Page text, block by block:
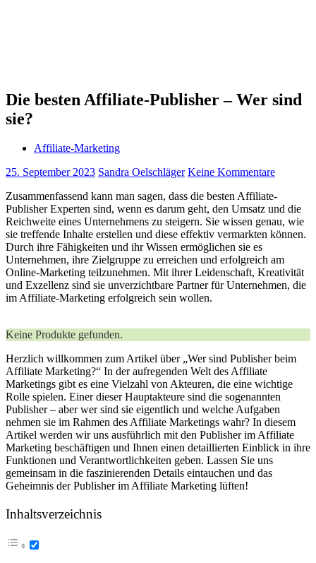
Die besten Affiliate-Publisher – Wer sind
sie?
Affiliate-Marketing
25. September 2023 Sandra Oelschläger Keine Kommentare
Zusammenfassend kann man sagen, dass die besten Affiliate-
Publisher Experten sind, wenn es darum geht, den Umsatz und die
Reichweite eines Unternehmens zu steigern. Sie wissen genau, wie
sie treffende Inhalte erstellen und diese effektiv vermarkten können.
Durch ihre Fähigkeiten und ihr Wissen ermöglichen sie es
Unternehmen, ihre Zielgruppe zu erreichen und erfolgreich am
Online-Marketing teilzunehmen. Mit ihrer Leidenschaft, Kreativität
und Exzellenz sind sie unverzichtbare Partner für Unternehmen, die
im Affiliate-Marketing erfolgreich sein wollen.
Keine Produkte gefunden.
Herzlich willkommen zum Artikel über „Wer sind Publisher beim
Affiliate Marketing?“ In der aufregenden Welt des Affiliate
Marketings gibt es eine Vielzahl von Akteuren, die eine wichtige
Rolle spielen. Einer dieser Hauptakteure sind die sogenannten
Publisher – aber wer sind sie eigentlich und welche Aufgaben
nehmen sie im Rahmen des Affiliate Marketings wahr? In diesem
Artikel werden wir uns ausführlich mit den Publisher im Affiliate
Marketing beschäftigen und Ihnen einen detaillierten Einblick in ihre
Funktionen und Verantwortlichkeiten geben. Lassen Sie uns
gemeinsam in die faszinierenden Details eintauchen und das
Geheimnis der Publisher im Affiliate Marketing lüften!
Inhaltsverzeichnis